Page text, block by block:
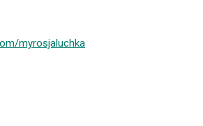
myrosjaluchka